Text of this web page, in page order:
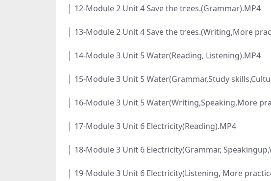
│ 12-Module 2 Unit 4 Save the trees.(Grammar).MP4
│ 13-Module 2 Unit 4 Save the trees.(Writing,More
│ 14-Module 3 Unit 5 Water(Reading, Listening).MP4
│ 15-Module 3 Unit 5 Water(Grammar,Study
│ 16-Module 3 Unit 5 Water(Writing,Speaking,More
│ 17-Module 3 Unit 6 Electricity(Reading).MP4
│ 18-Module 3 Unit 6 Electricity(Grammar,
│ 19-Module 3 Unit 6 Electricity(Listening, More